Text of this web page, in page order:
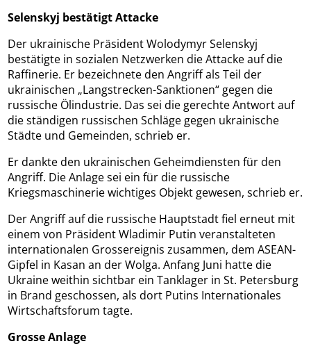
Selenskyj bestätigt Attacke
Der ukrainische Präsident Wolodymyr Selenskyj
bestätigte in sozialen Netzwerken die Attacke auf die
Raffinerie. Er bezeichnete den Angriff als Teil der
ukrainischen „Langstrecken-Sanktionen“ gegen die
russische Ölindustrie. Das sei die gerechte Antwort auf
die ständigen russischen Schläge gegen ukrainische
Städte und Gemeinden, schrieb er.
Er dankte den ukrainischen Geheimdiensten für den
Angriff. Die Anlage sei ein für die russische
Kriegsmaschinerie wichtiges Objekt gewesen, schrieb er.
Der Angriff auf die russische Hauptstadt fiel erneut mit
einem von Präsident Wladimir Putin veranstalteten
internationalen Grossereignis zusammen, dem ASEAN-
Gipfel in Kasan an der Wolga. Anfang Juni hatte die
Ukraine weithin sichtbar ein Tanklager in St. Petersburg
in Brand geschossen, als dort Putins Internationales
Wirtschaftsforum tagte.
Grosse Anlage